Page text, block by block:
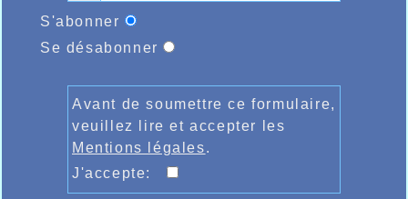
S'abonner
Se désabonner
Avant de soumettre ce formulaire,
veuillez lire et accepter les
Mentions légales.
J'accepte: